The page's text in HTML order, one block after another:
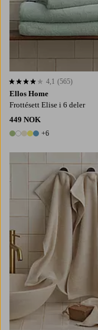
Ellos Home
Frottésett Elise i 6 deler
449 NOK
11 farger
+6
4,1 basert på 565
4,1 (565)